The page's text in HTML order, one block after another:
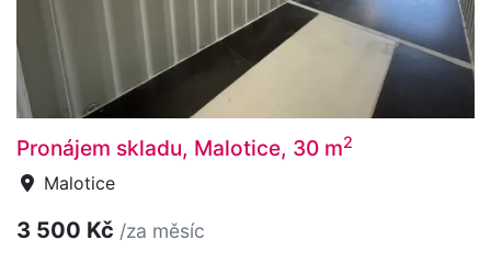
Pronájem skladu, Malotice, 30 m2
Malotice
3 500 Kč /za měsíc